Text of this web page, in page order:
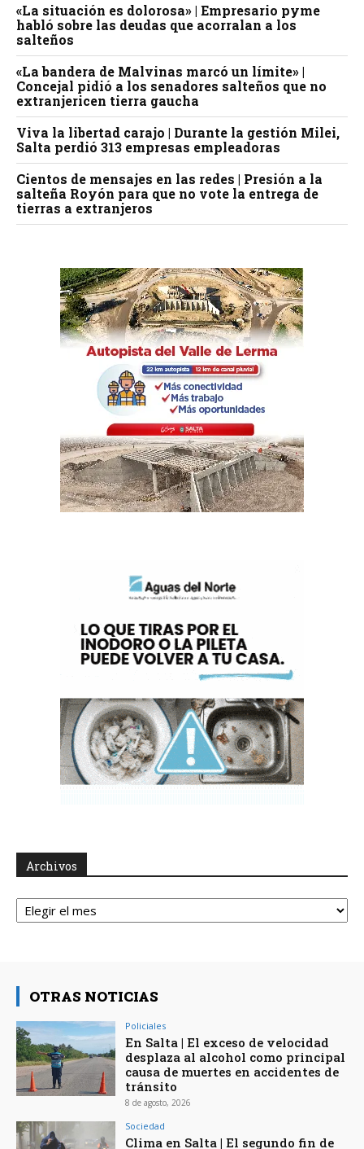
«La situación es dolorosa» | Empresario pyme
habló sobre las deudas que acorralan a los
salteños
«La bandera de Malvinas marcó un límite» |
Concejal pidió a los senadores salteños que no
extranjericen tierra gaucha
Viva la libertad carajo | Durante la gestión Milei,
Salta perdió 313 empresas empleadoras
Cientos de mensajes en las redes | Presión a la
salteña Royón para que no vote la entrega de
tierras a extranjeros
Archivos
Archivos
OTRAS NOTICIAS
Policiales
En Salta | El exceso de velocidad
desplaza al alcohol como principal
causa de muertes en accidentes de
tránsito
8 de agosto, 2026
Sociedad
Clima en Salta | El segundo fin de